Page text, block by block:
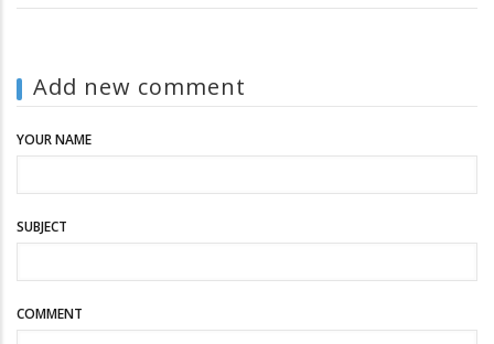
Add new comment
YOUR NAME
SUBJECT
COMMENT